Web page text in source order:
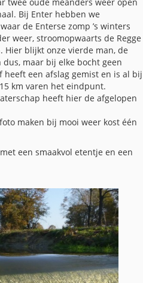
Bij Enter hebben we
de Enterse zomp ’s winters
weer, stroomopwaarts de Regge
Hier blijkt onze vierde man, de
maar bij elke bocht geen
een afslag gemist en is al bij
km varen het eindpunt.
heeft hier de afgelopen
maken bij mooi weer kost één
een smaakvol etentje en een